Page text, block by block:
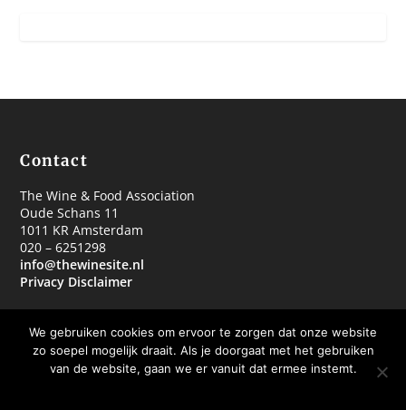
Contact
The Wine & Food Association
Oude Schans 11
1011 KR Amsterdam
020 – 6251298
info@thewinesite.nl
Privacy Disclaimer
We gebruiken cookies om ervoor te zorgen dat onze website
zo soepel mogelijk draait. Als je doorgaat met het gebruiken
van de website, gaan we er vanuit dat ermee instemt.